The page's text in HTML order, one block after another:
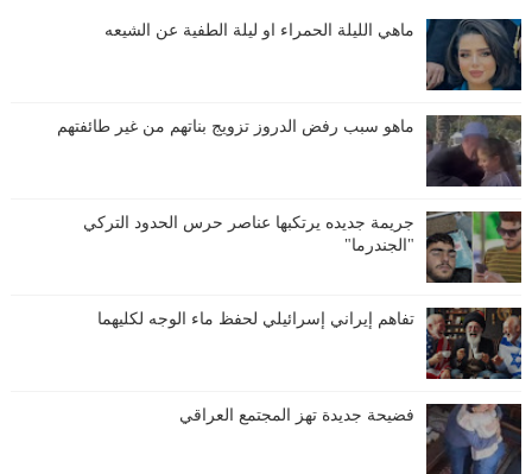
ماهي الليلة الحمراء او ليلة الطفية عن الشيعه
ماهو سبب رفض الدروز تزويج بناتهم من غير طائفتهم
جريمة جديده يرتكبها عناصر حرس الحدود التركي
"الجندرما"
تفاهم إيراني إسرائيلي لحفظ ماء الوجه لكليهما
فضيحة جديدة تهز المجتمع العراقي